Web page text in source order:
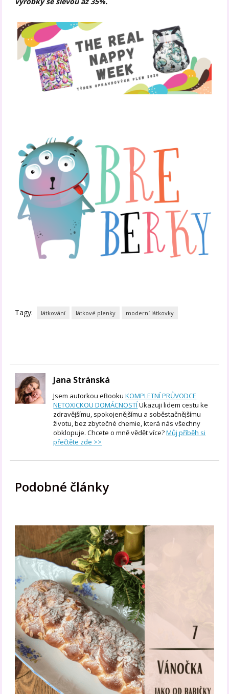
Tagy: látkování látkové plenky moderní látkovky
Jana Stránská
Jsem autorkou eBookuKOMPLETNÍ PRŮVODCE
NETOXICKOU DOMÁCNOSTÍUkazuji lidem cestu ke
zdravějšímu, spokojenějšímu a soběstačnějšímu
životu, bez zbytečné chemie, která nás všechny
obklopuje. Chcete o mně vědět více?Můj příběh si
přečtěte zde >>
Podobné články